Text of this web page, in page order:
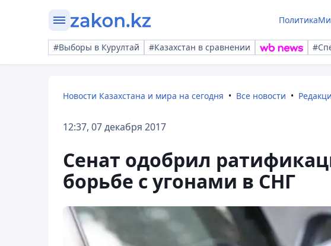
Политика
#Выборы в Курултай #Казахстан в сравнении
Новости Казахстана и мира на сегодня Все новости
12:37, 07 декабря 2017
Сенат одобрил
борьбе с угонами в СНГ